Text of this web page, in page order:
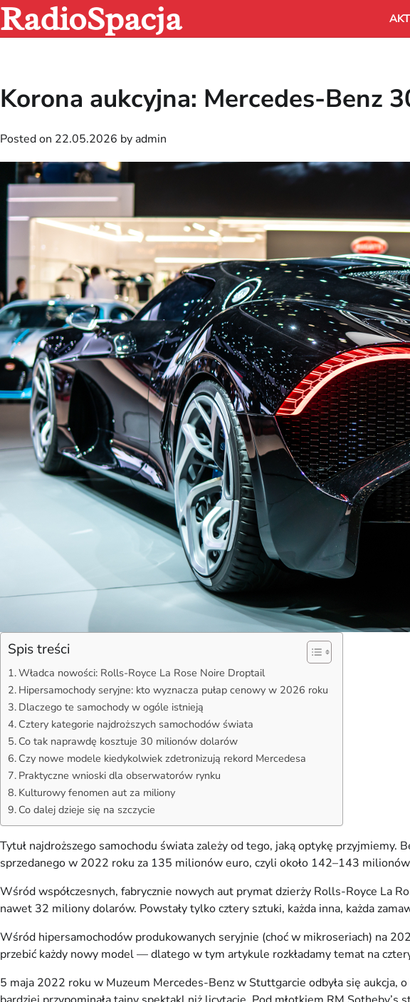
Skip
to
content
RadioSpacja
Korona aukcyjna: Mercedes-Benz
Posted on 22.05.2026 by admin
Spis treści
Władca nowości: Rolls-Royce La Rose Noire Droptail
Hipersamochody seryjne: kto wyznacza pułap cenowy w 2026 roku
Dlaczego te samochody w ogóle istnieją
Cztery kategorie najdroższych samochodów świata
Co tak naprawdę kosztuje 30 milionów dolarów
Czy nowe modele kiedykolwiek zdetronizują rekord Mercedesa
Praktyczne wnioski dla obserwatorów rynku
Kulturowy fenomen aut za miliony
Co dalej dzieje się na szczycie
Tytuł najdroższego samochodu świata zależy od tego, jaką optykę
sprzedanego w 2022 roku za 135 milionów euro, czyli około 142–143
Wśród współczesnych, fabrycznie nowych aut prymat dzierży Rolls-Royce La
nawet 32 miliony dolarów. Powstały tylko cztery sztuki, każda inna, każda
Wśród hipersamochodów produkowanych seryjnie (choć w mikroseriach) na
przebić każdy nowy model — dlatego w tym artykule rozkładamy temat na
5 maja 2022 roku w Muzeum Mercedes-Benz w Stuttgarcie odbyła się aukcja,